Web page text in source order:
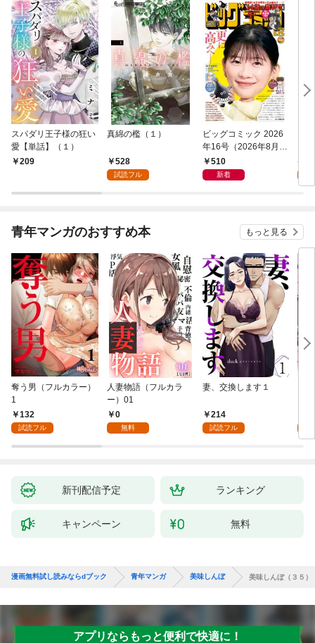
スパダリ王子様の狂い
愛【単話】（１）
209
真綿の檻（１）
528
試読フル
ビッグコミック 2026
年16号（2026年8月7
日発売）
510
新着
青年マンガのおすすめ本 もっと見る
奪う男（フルカラー）
1
132
試読フル
人妻物語（フルカラ
ー）01
0
無料
妻、交換します１
214
試読フル
な
新刊配信予定 ランキング
キャンペーン 無料
漫画無料試し読みならdブック 青年マンガ 美味しんぼ 美味しんぼ（３５）
アプリならもっと便利で快適に！